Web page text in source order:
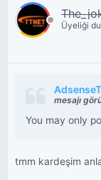
Üyeliği
mesajı
You may only
tmm kardeşim